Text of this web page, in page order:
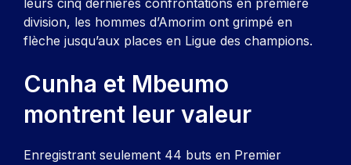
leurs cinq dernières confrontations en première
division, les hommes d’Amorim ont grimpé en
flèche jusqu’aux places en Ligue des champions.
Cunha et Mbeumo
montrent leur valeur
Enregistrant seulement 44 buts en Premier